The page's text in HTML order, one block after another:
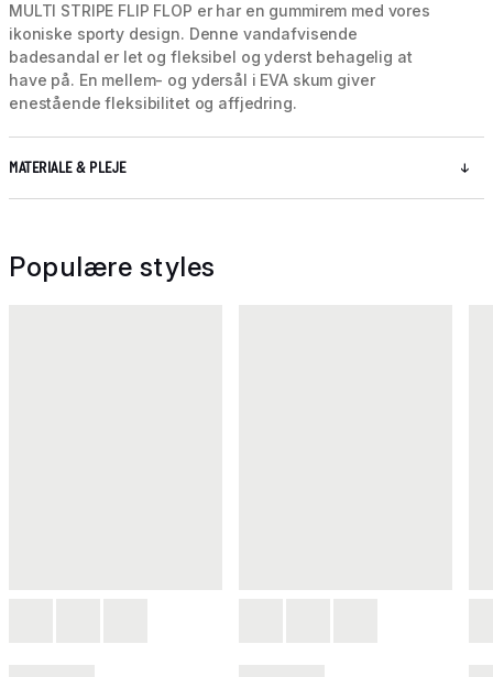
MULTI STRIPE FLIP FLOP er har en gummirem med vores
ikoniske sporty design. Denne vandafvisende
badesandal er let og fleksibel og yderst behagelig at
have på. En mellem- og ydersål i EVA skum giver
enestående fleksibilitet og affjedring.
MATERIALE & PLEJE
Populære styles